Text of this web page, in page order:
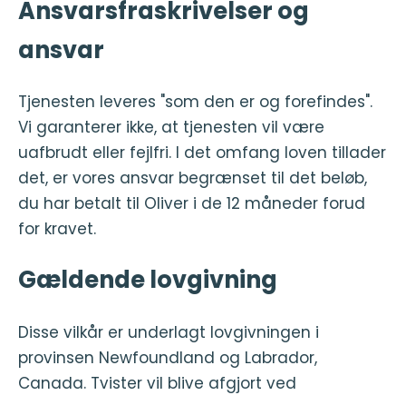
Ansvarsfraskrivelser og
ansvar
Tjenesten leveres "som den er og forefindes".
Vi garanterer ikke, at tjenesten vil være
uafbrudt eller fejlfri. I det omfang loven tillader
det, er vores ansvar begrænset til det beløb,
du har betalt til Oliver i de 12 måneder forud
for kravet.
Gældende lovgivning
Disse vilkår er underlagt lovgivningen i
provinsen Newfoundland og Labrador,
Canada. Tvister vil blive afgjort ved